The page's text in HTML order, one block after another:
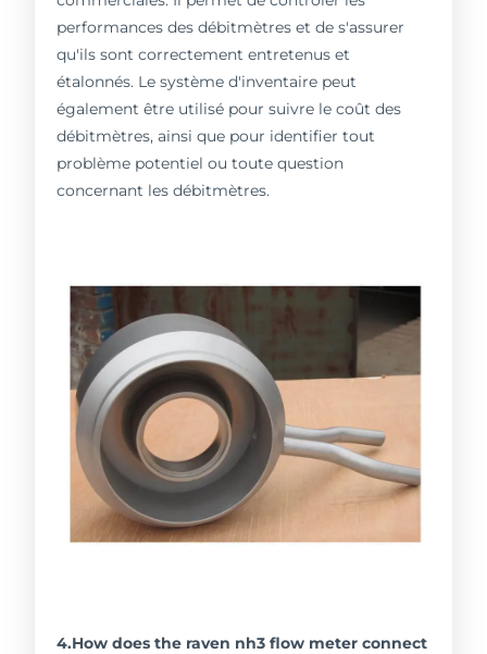
performances des débitmètres et de s'assurer
qu'ils sont correctement entretenus et
étalonnés. Le système d'inventaire peut
également être utilisé pour suivre le coût des
débitmètres, ainsi que pour identifier tout
problème potentiel ou toute question
concernant les débitmètres.
4.How does the raven nh3 flow meter connect